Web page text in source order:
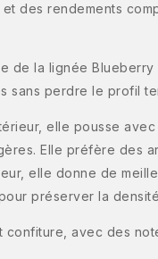
des rendements
de la lignée
sans perdre le profil
elle pousse
Elle préfère
elle donne de
préserver la
confiture, avec des